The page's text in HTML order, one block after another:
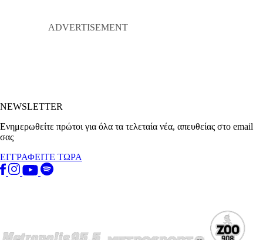
NEWSLETTER
Ενημερωθείτε πρώτοι για όλα τα τελεταία νέα, απευθείας στο email
σας
ΕΓΓΡΑΦΕΙΤΕ ΤΩΡΑ